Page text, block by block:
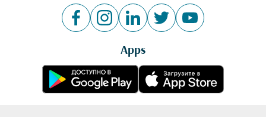
Apps